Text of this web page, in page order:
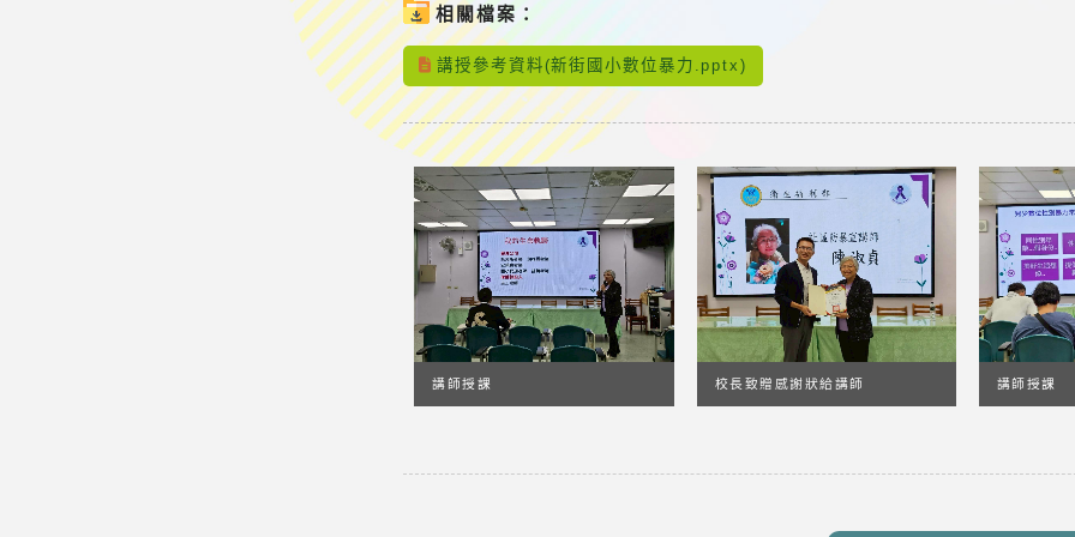
相關檔案：
講授參考資料(新街國小數位暴力.pptx)
講師授課 校長致贈感謝狀給講師 講師授課